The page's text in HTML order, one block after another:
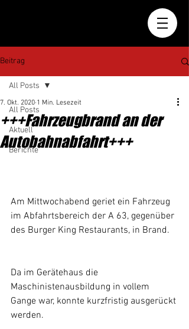
Beitrag
All Posts
Aktuell
Berichte
All Posts
+++Fahrzeugbrand an der
Autobahnabfahrt+++
7. Okt. 2020 1 Min. Lesezeit
Am Mittwochabend geriet ein Fahrzeug
im Abfahrtsbereich der A 63, gegenüber
des Burger King Restaurants, in Brand.
Da im Gerätehaus die
Maschinistenausbildung in vollem
Gange war, konnte kurzfristig ausgerückt
werden.